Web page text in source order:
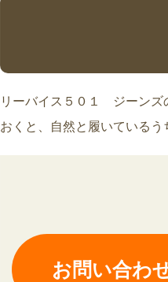
リーバイス５０１ ジーンズ
おくと、自然と履いている
お問い合わ